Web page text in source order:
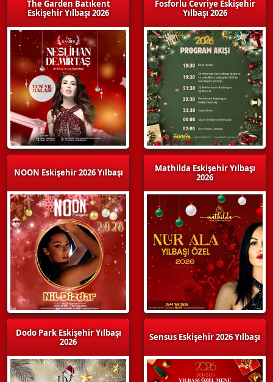
The Garden Batıkent
Eskişehir Yılbaşı 2026
NOON Eskişehir 2026 Yılbaşı
Dodo Park Eskişehir Yılbaşı
2026
Fosforlu Cevriye Eskişehir
Yılbaşı 2026
Mathilda Eskişehir Yılbaşı
2026
Sensus Eskişehir 2026 Yılbaşı